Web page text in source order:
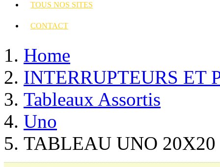
TOUS NOS SITES
CONTACT
Home
INTERRUPTEURS ET
Tableaux Assortis
Uno
TABLEAU UNO